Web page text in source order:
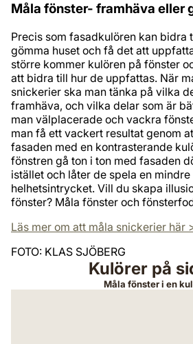
Måla fönster- framhäva eller
Precis som fasadkulören kan bidra
gömma huset och få det att
större kommer kulören på fönster
att bidra till hur de uppfattas. När
snickerier ska man tänka på vilka
framhäva, och vilka delar som är
man välplacerade och vackra
man få ett vackert resultat genom
fasaden med en kontrasterande
fönstren gå ton i ton med fasaden
istället och låter de spela en
helhetsintrycket. Vill du skapa
fönster? Måla fönster och
Läs mer om att måla snickerier här
FOTO: KLAS SJÖBERG
Kulörer på
Måla fönster i en